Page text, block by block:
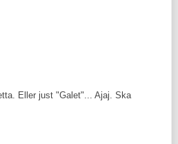
Eller just "Galet"... Ajaj. Ska